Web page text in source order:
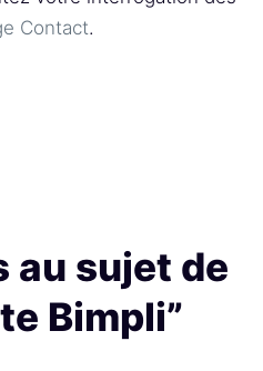
Contact.
au sujet de
Bimpli”